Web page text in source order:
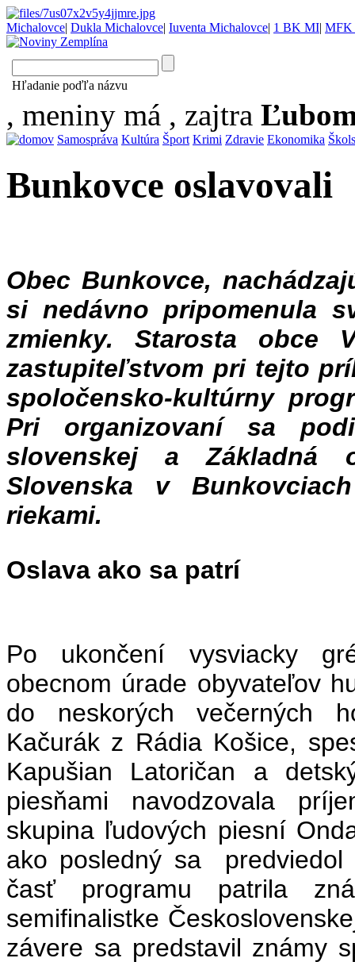
Michalovce| Dukla Michalovce| Iuventa Michalovce| 1 BK MI| MFK
Hľadanie poďľa názvu
, meniny má , zajtra
Samospráva Kultúra Šport Krimi Zdravie Ekonomika
Bunkovce oslavovali
Obec Bunkovce,
si nedávno pripomenula
zmienky. Starosta obce
zastupiteľstvom pri tejto
spoločensko-kultúrny
Pri organizovaní sa
slovenskej a Základná
Slovenska v
riekami.
Oslava ako sa patrí
Po ukončení vysviacky
obecnom úrade obyvateľov
do neskorých večerných
Kačurák z Rádia Košice,
Kapušian Latoričan a
piesňami navodzovala
skupina ľudových piesní
ako posledný sa predviedol
časť programu patrila
semifinalistke
závere sa predstavil známy